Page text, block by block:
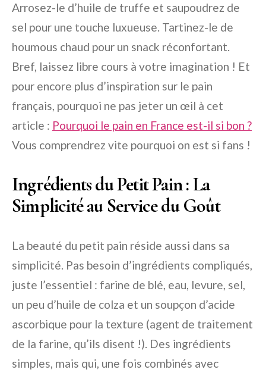
Arrosez-le d’huile de truffe et saupoudrez de
sel pour une touche luxueuse. Tartinez-le de
houmous chaud pour un snack réconfortant.
Bref, laissez libre cours à votre imagination ! Et
pour encore plus d’inspiration sur le pain
français, pourquoi ne pas jeter un œil à cet
article : Pourquoi le pain en France est-il si bon ?
Vous comprendrez vite pourquoi on est si fans !
Ingrédients du Petit Pain : La
Simplicité au Service du Goût
La beauté du petit pain réside aussi dans sa
simplicité. Pas besoin d’ingrédients compliqués,
juste l’essentiel : farine de blé, eau, levure, sel,
un peu d’huile de colza et un soupçon d’acide
ascorbique pour la texture (agent de traitement
de la farine, qu’ils disent !). Des ingrédients
simples, mais qui, une fois combinés avec